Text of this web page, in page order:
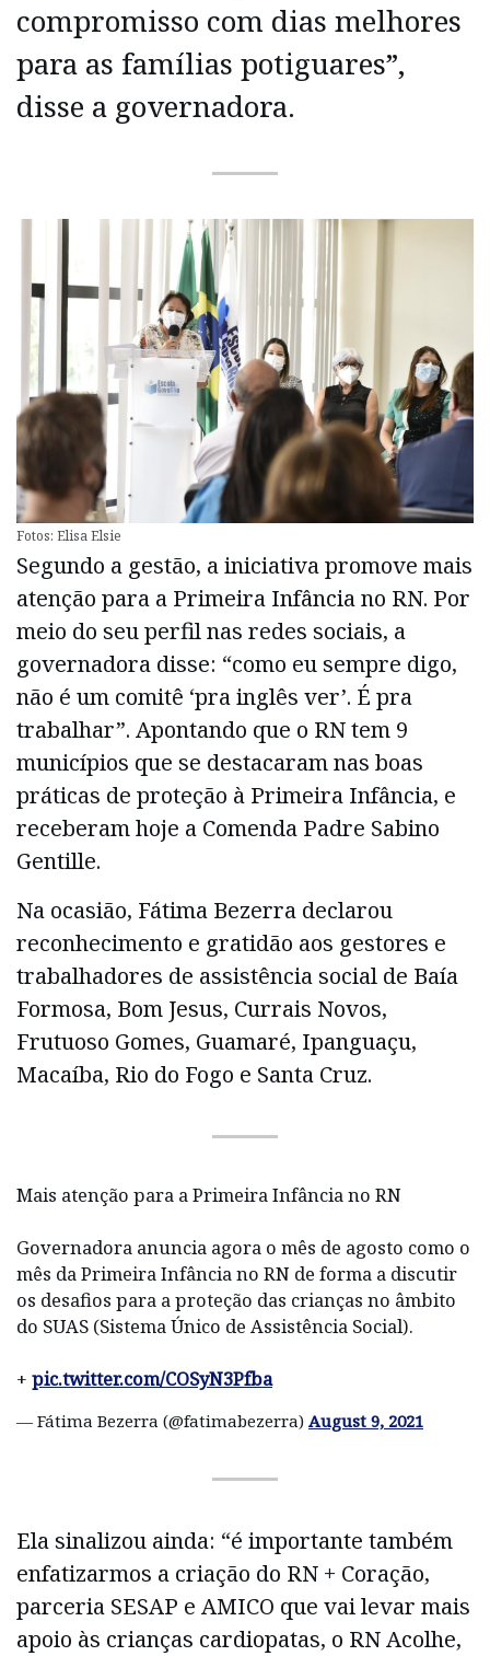
compromisso com dias melhores
para as famílias potiguares”,
disse a governadora.
Fotos: Elisa Elsie
Segundo a gestão, a iniciativa promove mais
atenção para a Primeira Infância no RN. Por
meio do seu perfil nas redes sociais, a
governadora disse: “como eu sempre digo,
não é um comitê ‘pra inglês ver’. É pra
trabalhar”. Apontando que o RN tem 9
municípios que se destacaram nas boas
práticas de proteção à Primeira Infância, e
receberam hoje a Comenda Padre Sabino
Gentille.
Na ocasião, Fátima Bezerra declarou
reconhecimento e gratidão aos gestores e
trabalhadores de assistência social de Baía
Formosa, Bom Jesus, Currais Novos,
Frutuoso Gomes, Guamaré, Ipanguaçu,
Macaíba, Rio do Fogo e Santa Cruz.
Mais atenção para a Primeira Infância no RN
Governadora anuncia agora o mês de agosto como o
mês da Primeira Infância no RN de forma a discutir
os desafios para a proteção das crianças no âmbito
do SUAS (Sistema Único de Assistência Social).
+ pic.twitter.com/COSyN3Pfba
— Fátima Bezerra (@fatimabezerra) August 9, 2021
Ela sinalizou ainda: “é importante também
enfatizarmos a criação do RN + Coração,
parceria SESAP e AMICO que vai levar mais
apoio às crianças cardiopatas, o RN Acolhe,